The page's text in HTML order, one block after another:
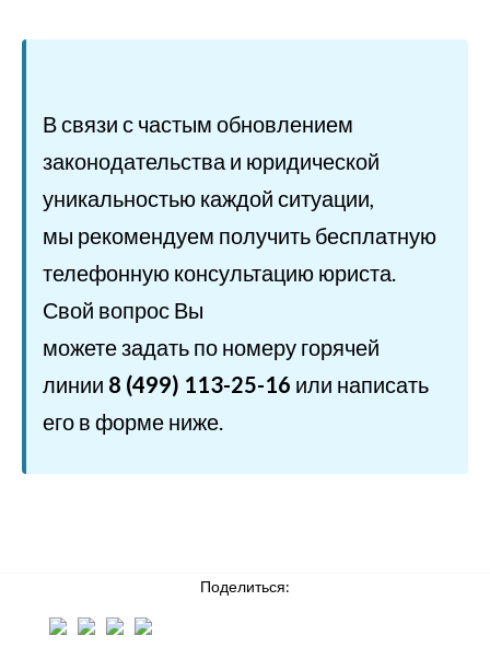
В связи с частым обновлением
законодательства и юридической
уникальностью каждой ситуации,
мы рекомендуем получить бесплатную
телефонную консультацию юриста.
Свой вопрос Вы
можете задать по номеру горячей
линии 8 (499) 113-25-16 или написать
его в форме ниже.
Поделиться: